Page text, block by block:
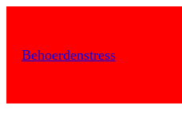
springen
Behoerdenstress